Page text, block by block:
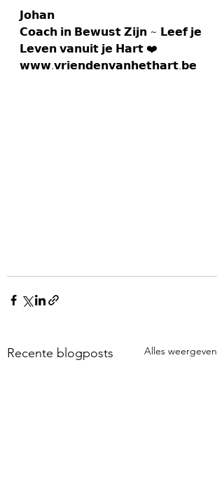
𝗝𝗼𝗵𝗮𝗻
𝗖𝗼𝗮𝗰𝗵 𝗶𝗻 𝗕𝗲𝘄𝘂𝘀𝘁 𝗭𝗶𝗷𝗻 ~ 𝗟𝗲𝗲𝗳 𝗷𝗲
𝗟𝗲𝘃𝗲𝗻 𝘃𝗮𝗻𝘂𝗶𝘁 𝗷𝗲 𝗛𝗮𝗿𝘁 ❤️
𝘄𝘄𝘄.𝘃𝗿𝗶𝗲𝗻𝗱𝗲𝗻𝘃𝗮𝗻𝗵𝗲𝘁𝗵𝗮𝗿𝘁.𝗯𝗲
Recente blogposts Alles weergeven